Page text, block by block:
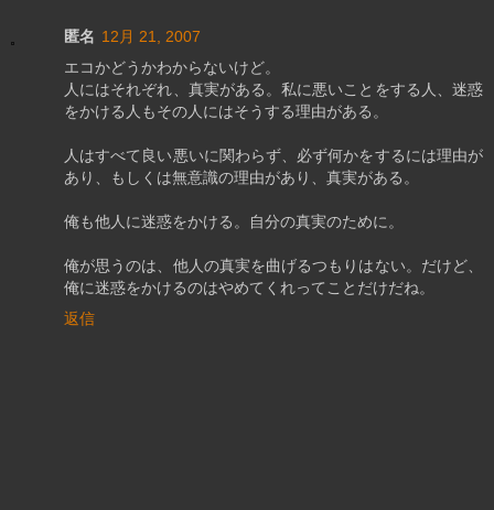
匿名 12月 21, 2007
エコかどうかわからないけど。
人にはそれぞれ、真実がある。私に悪いことをする人、迷惑
をかける人もその人にはそうする理由がある。
人はすべて良い悪いに関わらず、必ず何かをするには理由が
あり、もしくは無意識の理由があり、真実がある。
俺も他人に迷惑をかける。自分の真実のために。
俺が思うのは、他人の真実を曲げるつもりはない。だけど、
俺に迷惑をかけるのはやめてくれってことだけだね。
返信